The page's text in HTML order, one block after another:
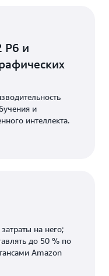
P6 и
и
интеллекта.
на него;
до 50 % по
Amazon